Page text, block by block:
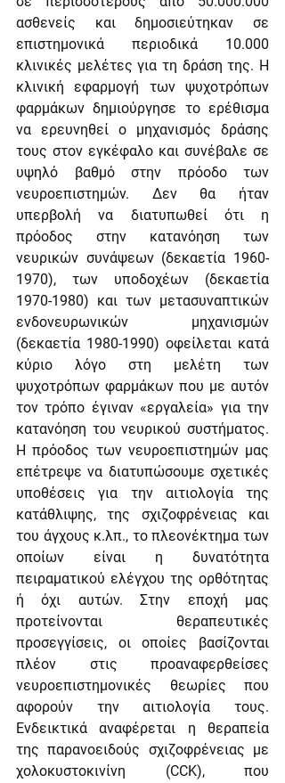
ασθενείς και δημοσιεύτηκαν σε
επιστημονικά περιοδικά 10.000
κλινικές μελέτες για τη δράση της. Η
κλινική εφαρμογή των ψυχοτρόπων
φαρμάκων δημιούργησε το ερέθισμα
να ερευνηθεί ο μηχανισμός δράσης
τους στον εγκέφαλο και συνέβαλε σε
υψηλό βαθμό στην πρόοδο των
νευροεπιστημών. Δεν θα ήταν
υπερβολή να διατυπωθεί ότι η
πρόοδος στην κατανόηση των
νευρικών συνάψεων (δεκαετία 1960-
1970), των υποδοχέων (δεκαετία
1970-1980) και των με­τασυναπτικών
ενδονευρωνικών μηχανισμών
(δεκαετία 1980-1990) οφείλεται κατά
κύριο λόγο στη μελέτη των
ψυχοτρόπων φαρμάκων που με αυτόν
τον τρόπο έγιναν «εργαλεία» για την
κατανόηση του νευρικού συστήματος.
Η πρόοδος των νευροεπιστημών μας
επέτρεψε να διατυπώσουμε σχετικές
υποθέσεις για την αιτιολογία της
κατάθλιψης, της σχιζοφρένειας και
του άγχους κ.λπ., το πλεονέκτημα των
οποίων είναι η δυνατότητα
πειραματικού ελέγχου της ορθότητας
ή όχι αυτών. Στην εποχή μας
προτείνονται θεραπευτικές
προσεγγίσεις, οι οποίες βασίζονται
πλέον στις προαναφερθείσες
νευροεπιστημονικές θεωρίες που
αφορούν την αιτιολογία τους.
Ενδεικτικά αναφέρεται η θεραπεία
της παρανοειδούς σχιζοφρένειας με
χολοκυστοκινίνη (CCK), που